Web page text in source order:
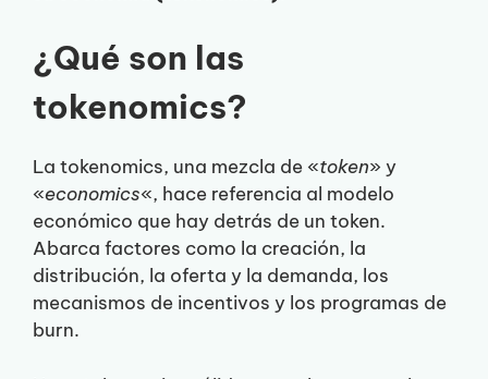
¿Qué son las
tokenomics?
La tokenomics, una mezcla de «token» y
«economics«, hace referencia al modelo
económico que hay detrás de un token.
Abarca factores como la creación, la
distribución, la oferta y la demanda, los
mecanismos de incentivos y los programas de
burn.